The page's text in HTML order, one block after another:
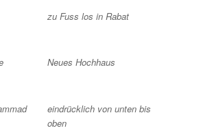
zu Fuss los in Rabat
Neues Hochhaus
eindrücklich von unten bis
oben